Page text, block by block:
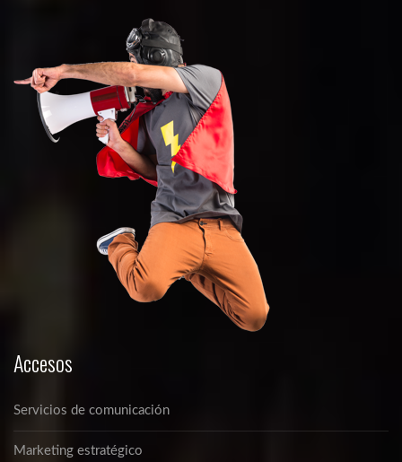
Accesos
Servicios de comunicación
Marketing estratégico